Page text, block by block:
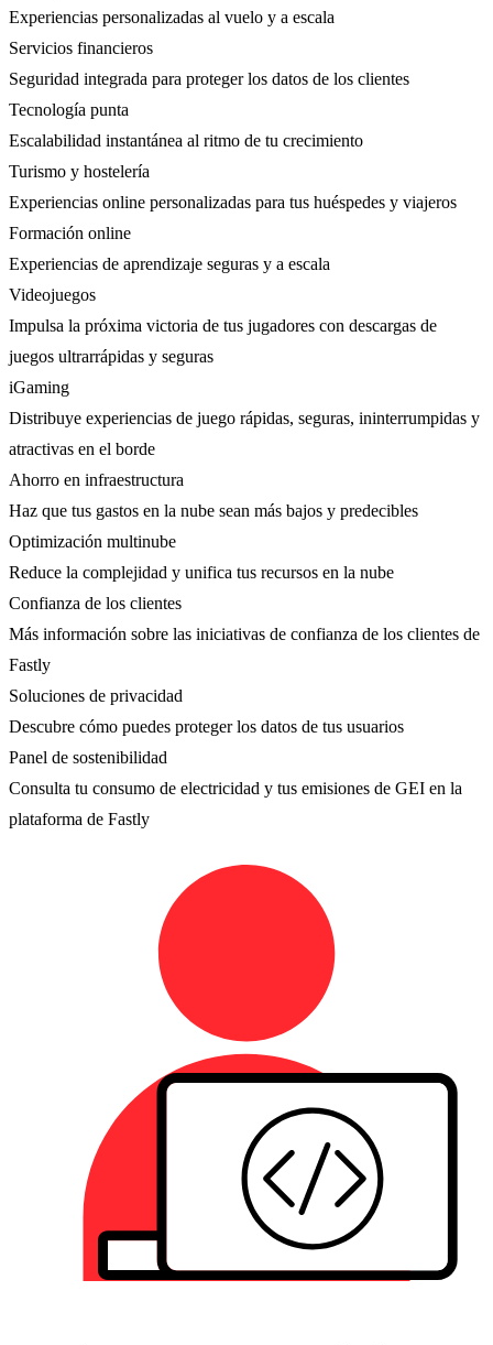
Experiencias personalizadas al vuelo y a escala
Servicios financieros
Seguridad integrada para proteger los datos de los clientes
Tecnología punta
Escalabilidad instantánea al ritmo de tu crecimiento
Turismo y hostelería
Experiencias online personalizadas para tus huéspedes y viajeros
Formación online
Experiencias de aprendizaje seguras y a escala
Videojuegos
Impulsa la próxima victoria de tus jugadores con descargas de
juegos ultrarrápidas y seguras
iGaming
Distribuye experiencias de juego rápidas, seguras, ininterrumpidas y
atractivas en el borde
Ahorro en infraestructura
Haz que tus gastos en la nube sean más bajos y predecibles
Optimización multinube
Reduce la complejidad y unifica tus recursos en la nube
Confianza de los clientes
Más información sobre las iniciativas de confianza de los clientes de
Fastly
Soluciones de privacidad
Descubre cómo puedes proteger los datos de tus usuarios
Panel de sostenibilidad
Consulta tu consumo de electricidad y tus emisiones de GEI en la
plataforma de Fastly